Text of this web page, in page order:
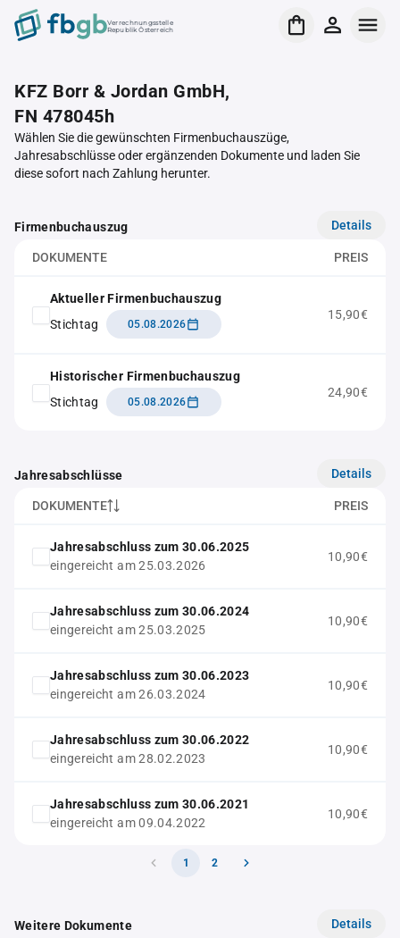
Verrechnungsstelle
Republik Österreich
KFZ Borr & Jordan GmbH,
FN 478045h
Wählen Sie die gewünschten Firmenbuchauszüge,
Jahresabschlüsse oder ergänzenden Dokumente und laden Sie
diese sofort nach Zahlung herunter.
Firmenbuchauszug Details
DOKUMENTE PREIS
Aktueller Firmenbuchauszug
Stichtag
05.08.2026
15,90€
Historischer Firmenbuchauszug
Stichtag
05.08.2026
24,90€
Jahresabschlüsse Details
DOKUMENTE PREIS
Jahresabschluss zum 30.06.2025
eingereicht am 25.03.2026
10,90€
Jahresabschluss zum 30.06.2024
eingereicht am 25.03.2025
10,90€
Jahresabschluss zum 30.06.2023
eingereicht am 26.03.2024
10,90€
Jahresabschluss zum 30.06.2022
eingereicht am 28.02.2023
10,90€
Jahresabschluss zum 30.06.2021
eingereicht am 09.04.2022
10,90€
1 2
Weitere Dokumente Details